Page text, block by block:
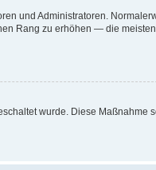
und Administratoren.
Rang zu erhöhen — die
wurde. Diese Maßnahme